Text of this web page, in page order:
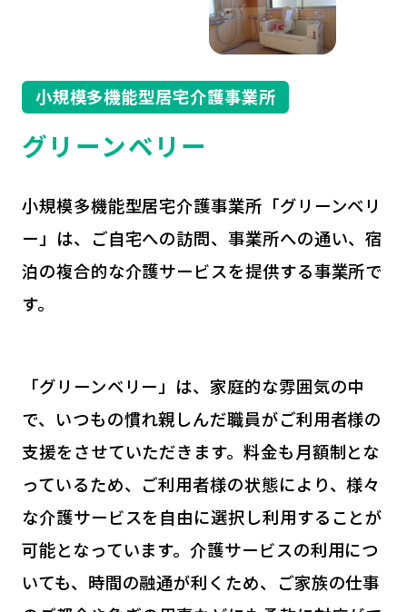
小規模多機能型居宅介護事業所
グリーンベリー
小規模多機能型居宅介護事業所「グリーンベリ
ー」は、ご自宅への訪問、事業所への通い、宿
泊の複合的な介護サービスを提供する事業所で
す。
「グリーンベリー」は、家庭的な雰囲気の中
で、いつもの慣れ親しんだ職員がご利用者様の
支援をさせていただきます。料金も月額制とな
っているため、ご利用者様の状態により、様々
な介護サービスを自由に選択し利用することが
可能となっています。介護サービスの利用につ
いても、時間の融通が利くため、ご家族の仕事